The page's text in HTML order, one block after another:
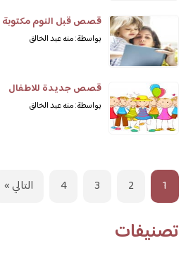
قصص قبل النوم
بواسطة: منه عبد الخالق
قصص جديدة للاطفال
بواسطة: منه عبد الخالق
1
2
3
4 التالي »
تصنيفات